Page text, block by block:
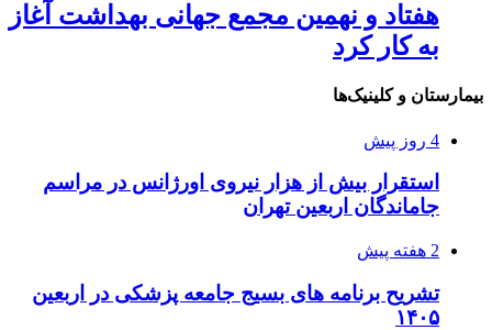
هفتاد و نهمین مجمع جهانی بهداشت آغاز
به کار کرد
بیمارستان و کلینیک‌ها
4 روز پیش
استقرار بیش از هزار نیروی اورژانس در مراسم
جاماندگان اربعین تهران
2 هفته پیش
تشریح برنامه های بسیج جامعه پزشکی در اربعین
۱۴۰۵